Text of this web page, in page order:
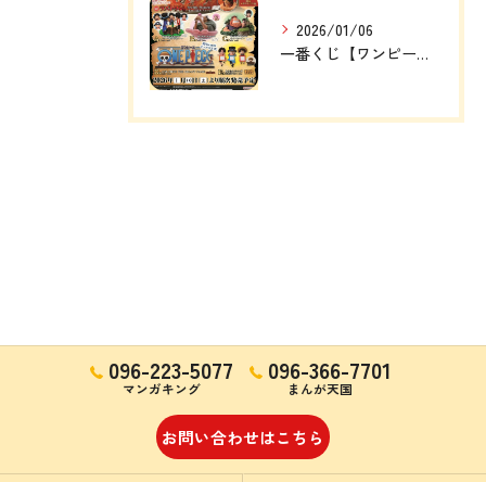
2026/01/06
一番くじ【ワンピース ドラマティックメモリーズ】
096-223-5077
マンガキング
096-366-7701
まんが天国
お問い合わせはこちら